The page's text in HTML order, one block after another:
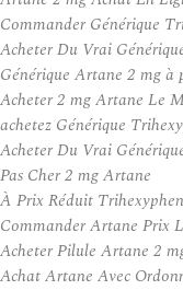
Commander Générique
Acheter Du Vrai
Générique Artane 2 mg à
Acheter 2 mg Artane Le
achetez Générique
Acheter Du Vrai
Pas Cher 2 mg Artane
À Prix Réduit
Commander Artane Prix
Acheter Pilule Artane 2
Achat Artane Avec